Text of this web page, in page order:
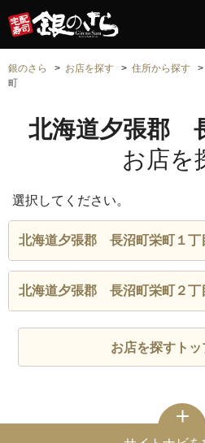
銀のさら お店を探す 住所から探す
町
北海道夕張郡
お店を
選択してください。
北海道夕張郡 長沼町栄町１丁
北海道夕張郡 長沼町栄町２丁
お店を探すトッ